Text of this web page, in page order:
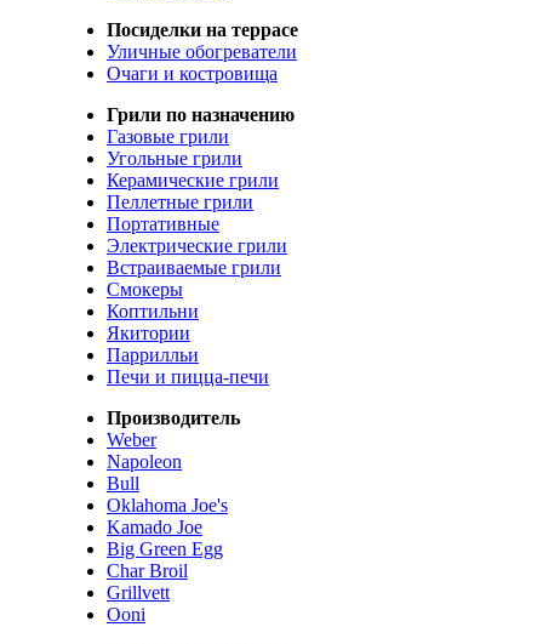
Посиделки на террасе
Уличные обогреватели
Очаги и костровища
Грили по назначению
Газовые грили
Угольные грили
Керамические грили
Пеллетные грили
Портативные
Электрические грили
Встраиваемые грили
Смокеры
Коптильни
Якитории
Паррилльи
Печи и пицца-печи
Производитель
Weber
Napoleon
Bull
Oklahoma Joe's
Kamado Joe
Big Green Egg
Char Broil
Grillvett
Ooni